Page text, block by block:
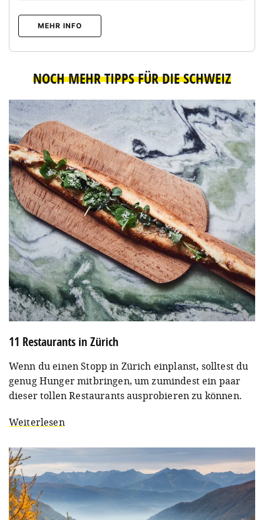
MEHR INFO
NOCH MEHR TIPPS FÜR DIE SCHWEIZ
11 Restaurants in Zürich
Wenn du einen Stopp in Zürich einplanst, solltest du
genug Hunger mitbringen, um zumindest ein paar
dieser tollen Restaurants ausprobieren zu können.
Weiterlesen